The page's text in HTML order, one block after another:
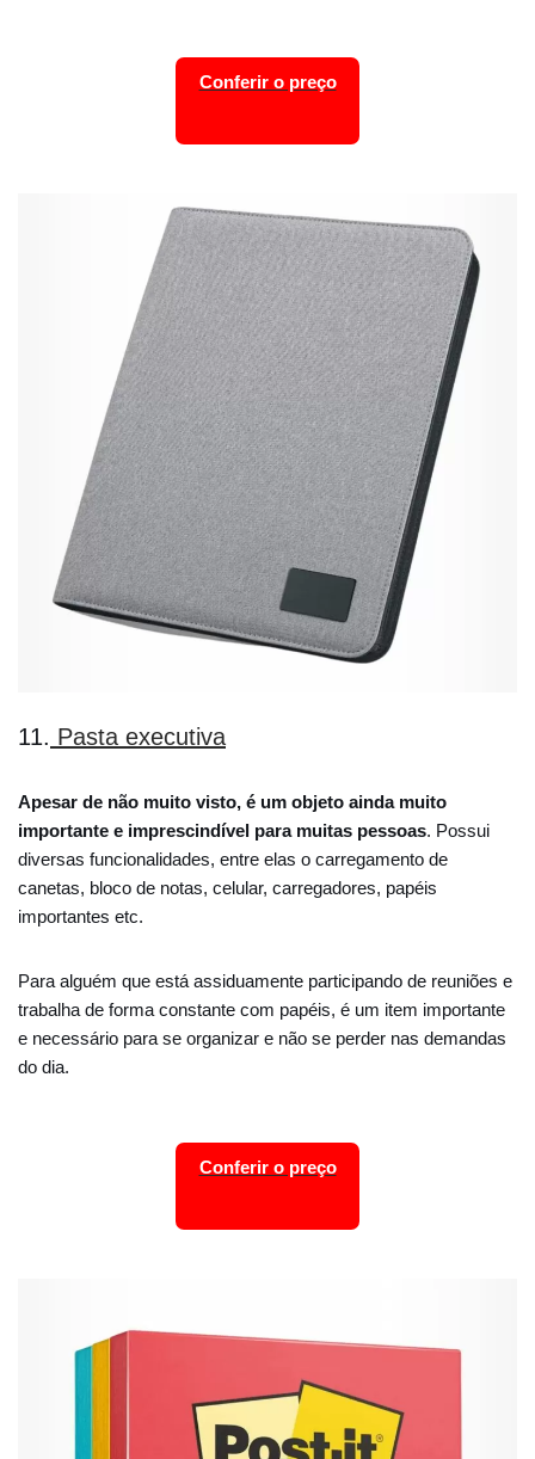
Conferir o preço
11. Pasta executiva
Apesar de não muito visto, é um objeto ainda muito
importante e imprescindível para muitas pessoas. Possui
diversas funcionalidades, entre elas o carregamento de
canetas, bloco de notas, celular, carregadores, papéis
importantes etc.
Para alguém que está assiduamente participando de reuniões e
trabalha de forma constante com papéis, é um item importante
e necessário para se organizar e não se perder nas demandas
do dia.
Conferir o preço